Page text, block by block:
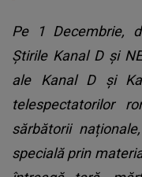
Pe 1 Decembrie,
Știrile Kanal D și
ale Kanal D și
telespectatorilor
sărbătorii
specială prin